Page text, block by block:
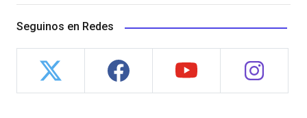
Seguinos en Redes